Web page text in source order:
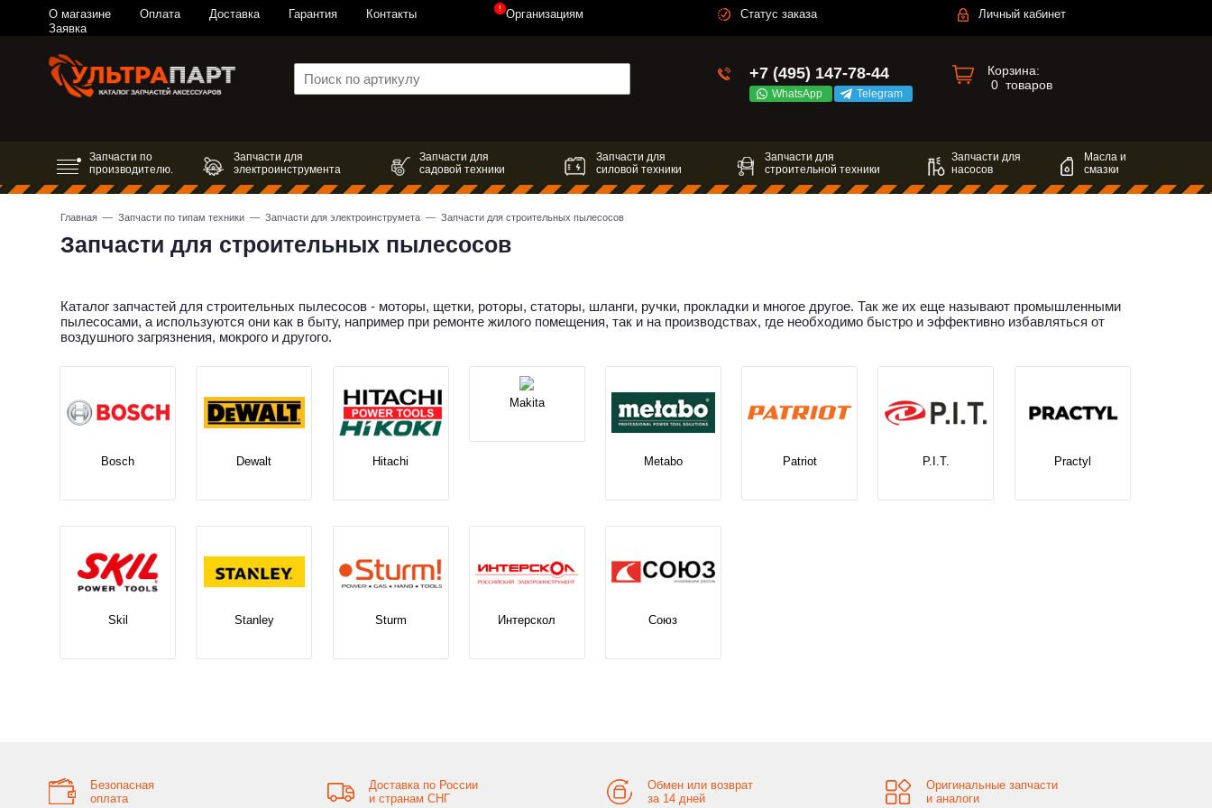
О магазине Оплата Доставка Гарантия
Контакты
Заявка
Организациям
! Статус заказа Личный кабинет
+7 (495) 147-78-44
WhatsApp Telegram
Корзина:
0 товаров
Запчасти по
производителю.
Запчасти для
электроинструмента
Запчасти для
садовой техники
Запчасти для
силовой техники
Запчасти для
строительной техники
Запчасти для
насосов
Масла и
смазки
Главная —Запчасти по типам техники —Запчасти для электроинструмета — Запчасти для строительных пылесосов
Запчасти для строительных пылесосов
Каталог запчастей для строительных пылесосов - моторы, щетки, роторы, статоры, шланги, ручки, прокладки и многое другое. Так же их еще называют промышленными
пылесосами, а используются они как в быту, например при ремонте жилого помещения, так и на производствах, где необходимо быстро и эффективно избавляться от
воздушного загрязнения, мокрого и другого.
Bosch Dewalt Hitachi
Makita
Metabo Patriot P.I.T. Practyl
Skil Stanley Sturm Интерскол Союз
Безопасная
оплата
Доставка по России
и странам СНГ
Обмен или возврат
за 14 дней
Оригинальные запчасти
и аналоги